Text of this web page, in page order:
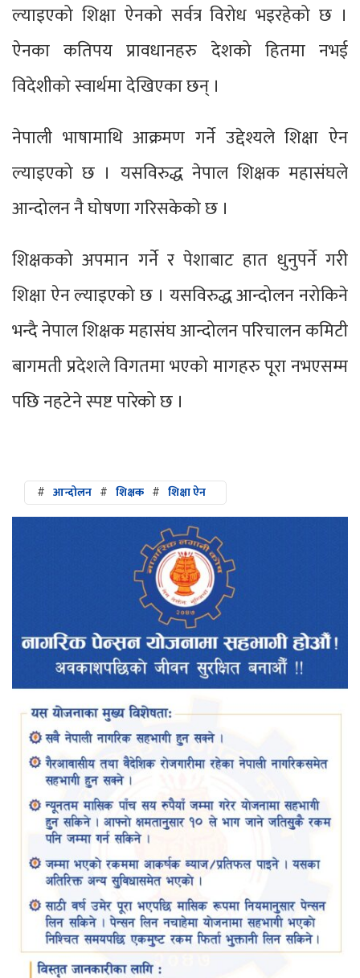
ल्याइएको शिक्षा ऐनको सर्वत्र विरोध भइरहेको छ ।
ऐनका कतिपय प्रावधानहरु देशको हितमा नभई
विदेशीको स्वार्थमा देखिएका छन् ।
नेपाली भाषामाथि आक्रमण गर्ने उद्देश्यले शिक्षा ऐन
ल्याइएको छ । यसविरुद्ध नेपाल शिक्षक महासंघले
आन्दोलन नै घोषणा गरिसकेको छ ।
शिक्षकको अपमान गर्ने र पेशाबाट हात धुनुपर्ने गरी
शिक्षा ऐन ल्याइएको छ । यसविरुद्ध आन्दोलन नरोकिने
भन्दै नेपाल शिक्षक महासंघ आन्दोलन परिचालन कमिटी
बागमती प्रदेशले विगतमा भएको मागहरु पूरा नभएसम्म
पछि नहटेने स्पष्ट पारेको छ ।
# आन्दोलन # शिक्षक # शिक्षा ऐन